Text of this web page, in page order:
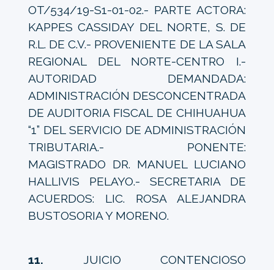
OT/534/19-S1-01-02.- PARTE ACTORA:
KAPPES CASSIDAY DEL NORTE, S. DE
R.L. DE C.V.- PROVENIENTE DE LA SALA
REGIONAL DEL NORTE-CENTRO I.-
AUTORIDAD DEMANDADA:
ADMINISTRACIÓN DESCONCENTRADA
DE AUDITORIA FISCAL DE CHIHUAHUA
“1” DEL SERVICIO DE ADMINISTRACIÓN
TRIBUTARIA.- PONENTE:
MAGISTRADO DR. MANUEL LUCIANO
HALLIVIS PELAYO.- SECRETARIA DE
ACUERDOS: LIC. ROSA ALEJANDRA
BUSTOSORIA Y MORENO.
11. JUICIO CONTENCIOSO